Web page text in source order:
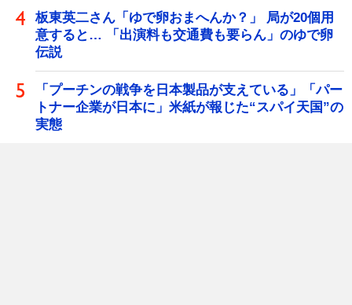
板東英二さん「ゆで卵おまへんか？」 局が20個用
意すると… 「出演料も交通費も要らん」のゆで卵
伝説
「プーチンの戦争を日本製品が支えている」「パー
トナー企業が日本に」米紙が報じた“スパイ天国”の
実態